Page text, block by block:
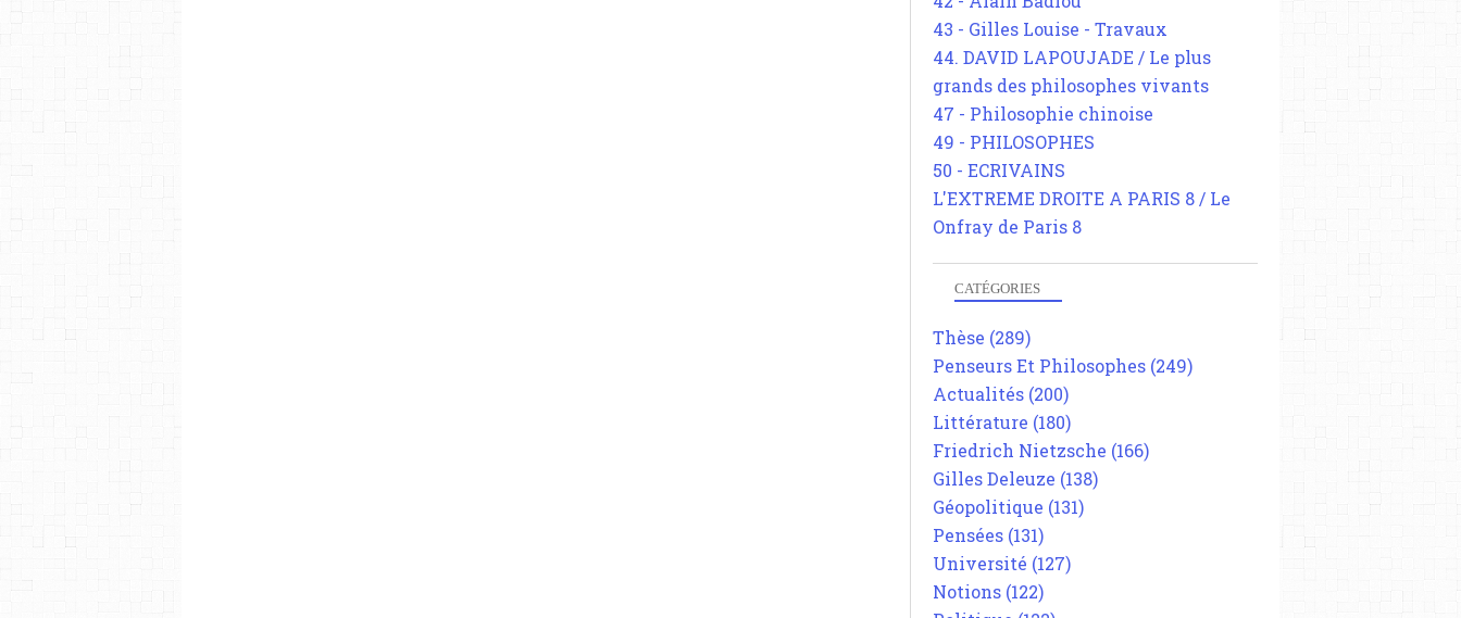
43 - Gilles Louise - Travaux
44. DAVID LAPOUJADE / Le plus
grands des philosophes vivants
47 - Philosophie chinoise
49 - PHILOSOPHES
50 - ECRIVAINS
L'EXTREME DROITE A PARIS 8 / Le
Onfray de Paris 8
CATÉGORIES
Thèse (289)
Penseurs Et Philosophes (249)
Actualités (200)
Littérature (180)
Friedrich Nietzsche (166)
Gilles Deleuze (138)
Géopolitique (131)
Pensées (131)
Université (127)
Notions (122)